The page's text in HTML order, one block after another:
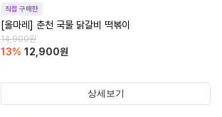
직접 구매한
[올마레] 춘천 국물 닭갈비 떡볶이
14,900원
13% 12,900원
상세보기